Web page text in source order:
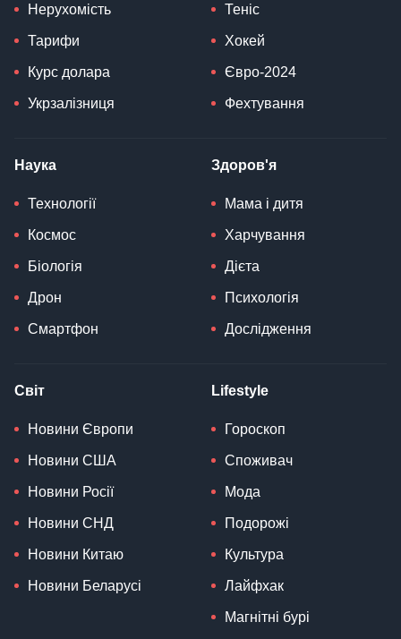
Нерухомість
Тарифи
Курс долара
Укрзалізниця
Теніс
Хокей
Євро-2024
Фехтування
Наука
Технології
Космос
Біологія
Дрон
Смартфон
Здоров'я
Мама і дитя
Харчування
Дієта
Психологія
Дослідження
Світ
Новини Європи
Новини США
Новини Росії
Новини СНД
Новини Китаю
Новини Беларусі
Lifestyle
Гороскоп
Споживач
Мода
Подорожі
Культура
Лайфхак
Магнітні бурі